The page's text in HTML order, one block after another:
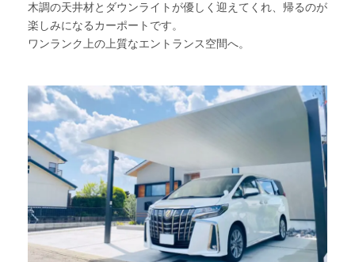
木調の天井材とダウンライトが優しく迎えてくれ、帰るのが
楽しみになるカーポートです。
ワンランク上の上質なエントランス空間へ。